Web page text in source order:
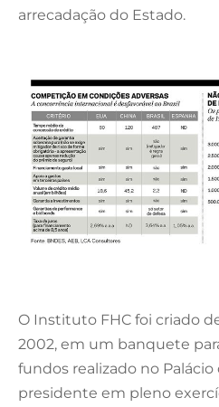
arrecadação do Estado.
O Instituto FHC foi criado
2002, em um banquete
fundos realizado no Palácio
presidente em pleno